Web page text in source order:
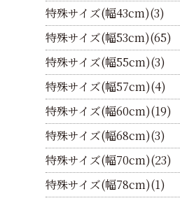
特殊サイズ(幅43cm)(3)
特殊サイズ(幅53cm)(65)
特殊サイズ(幅55cm)(3)
特殊サイズ(幅57cm)(4)
特殊サイズ(幅60cm)(19)
特殊サイズ(幅68cm)(3)
特殊サイズ(幅70cm)(23)
特殊サイズ(幅78cm)(1)